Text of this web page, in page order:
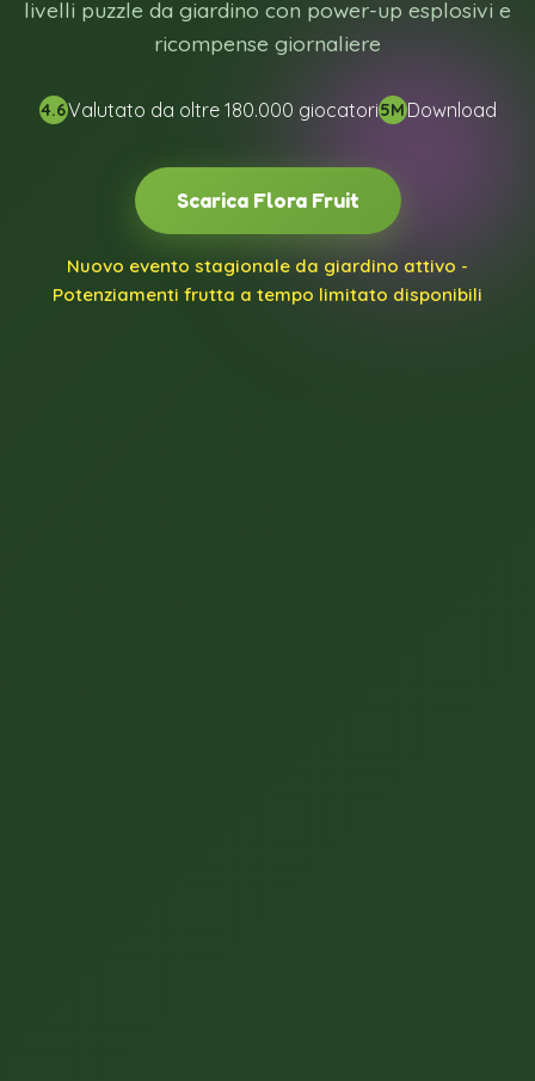
livelli puzzle da giardino con power-up esplosivi e
ricompense giornaliere
4.6Valutato da oltre 180.000 giocatori5MDownload
Scarica Flora Fruit
Nuovo evento stagionale da giardino attivo -
Potenziamenti frutta a tempo limitato disponibili